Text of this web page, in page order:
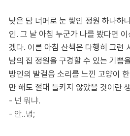
낮은 담 너머로 눈 쌓인 정원 하나하
인. 그 날 아침 누군가 나를 봤다면
겠다. 이른 아침 산책은 다행히 그런
남의 집 정원을 구경할 수 있는 기쁨
방인의 발걸음 소리를 느낀 고양이
만 해도 절대 들키지 않았을 것이란
- 넌 뭐냐.
- 안..녕;